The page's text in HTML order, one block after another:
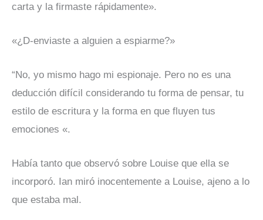
carta y la firmaste rápidamente».
«¿D-enviaste a alguien a espiarme?»
“No, yo mismo hago mi espionaje. Pero no es una
deducción difícil considerando tu forma de pensar, tu
estilo de escritura y la forma en que fluyen tus
emociones «.
Había tanto que observó sobre Louise que ella se
incorporó. Ian miró inocentemente a Louise, ajeno a lo
que estaba mal.